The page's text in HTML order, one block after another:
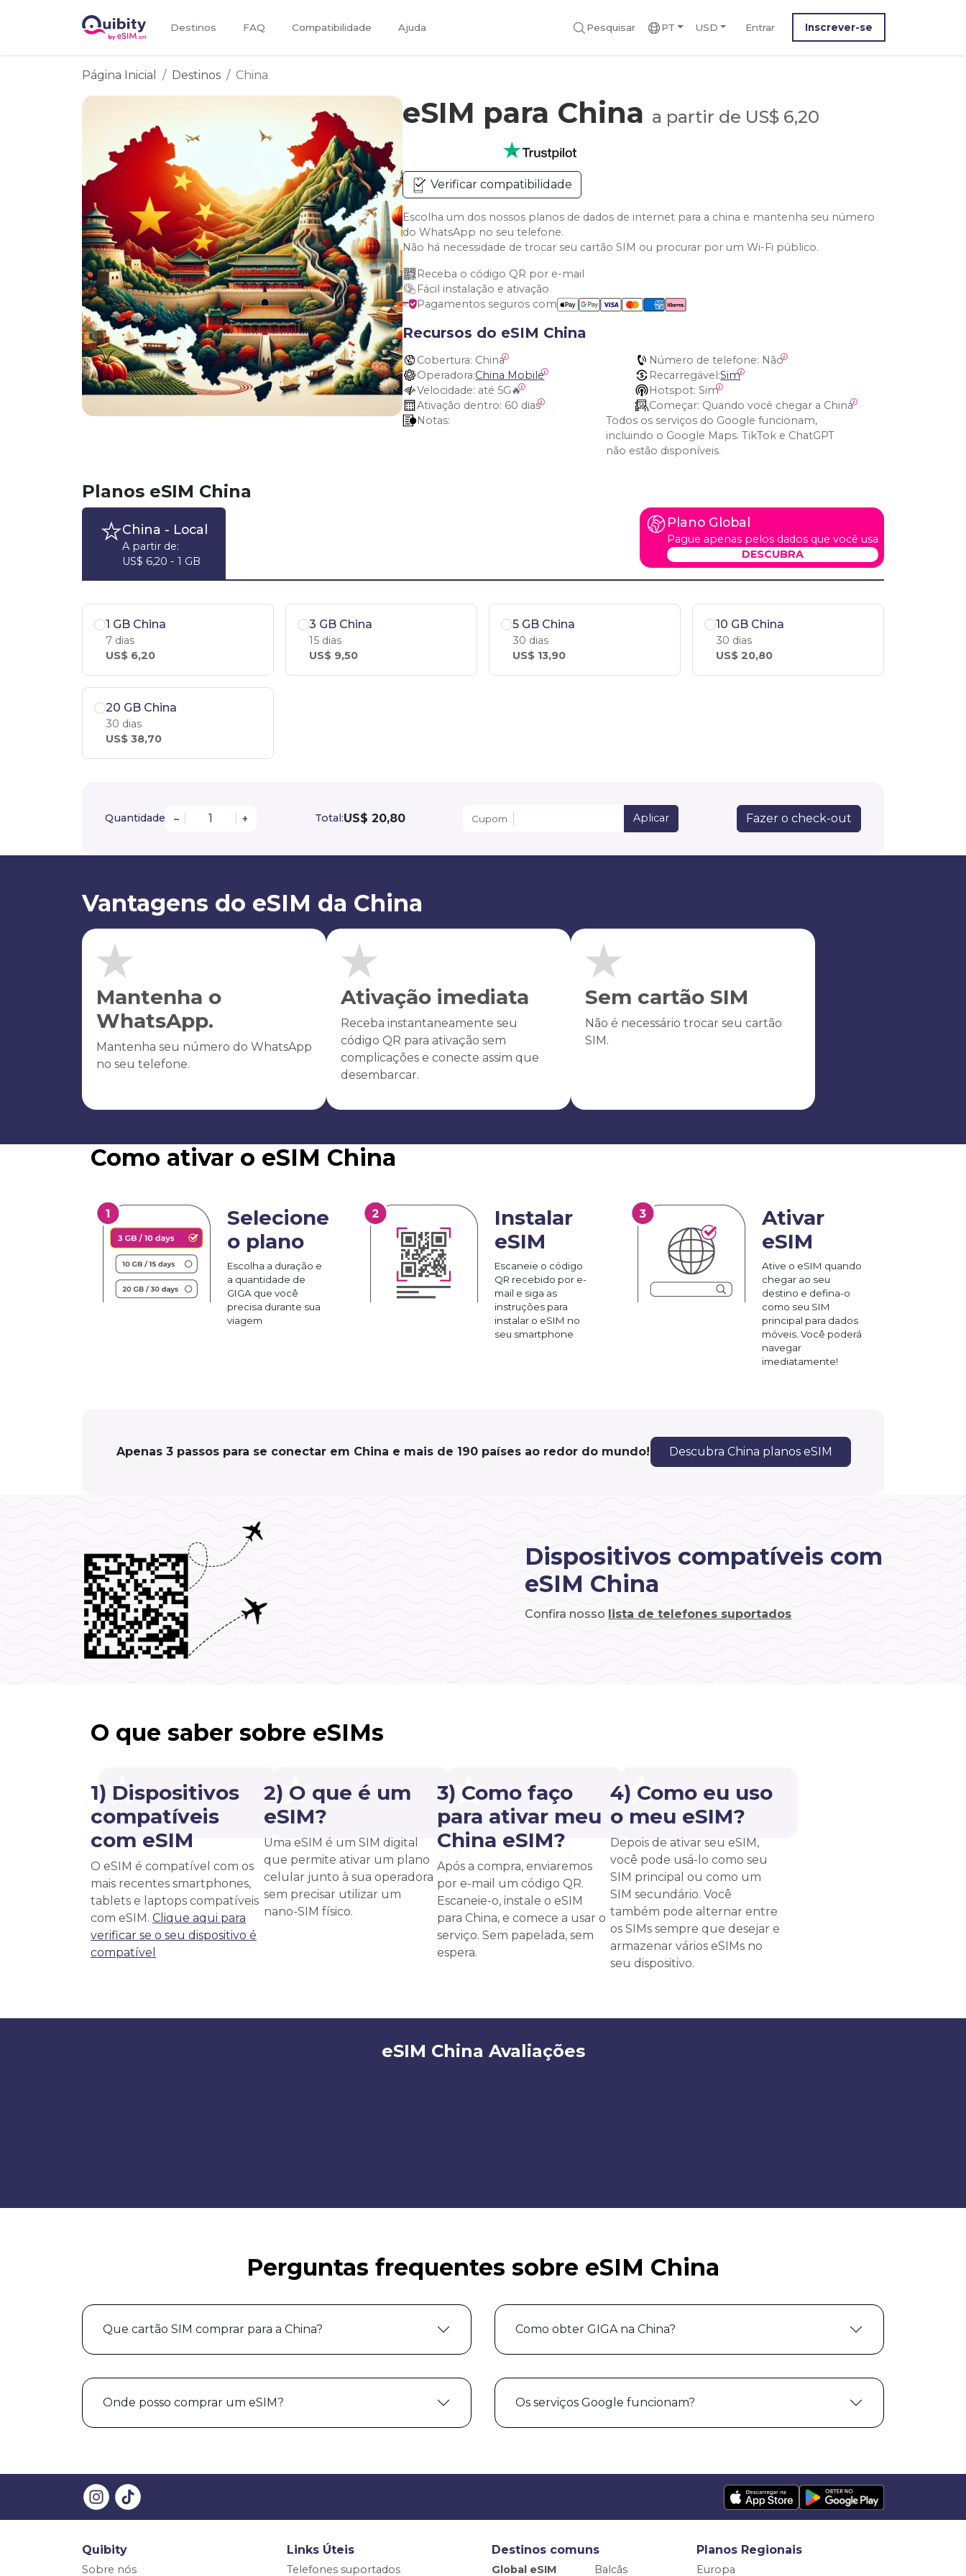
Destinos FAQ Compatibilidade Ajuda Pesquisar PT USD Entrar Inscrever-se
Página Inicial Destinos China
eSIM para China a partir de US$ 6,20
Verificar compatibilidade
Escolha um dos nossos planos de dados de internet para a china e mantenha seu número
do WhatsApp no seu telefone.
Não há necessidade de trocar seu cartão SIM ou procurar por um Wi-Fi público.
Receba o código QR por e-mail
Fácil instalação e ativação
Pagamentos seguros com
Recursos do eSIM China
Cobertura: China Número de telefone: Não
Operadora:China Mobile Recarregável:Sim
Velocidade: até 5G🔥 Hotspot: Sim
Ativação dentro: 60 dias Começar: Quando você chegar a China
Notas:
Todos os serviços do Google funcionam,
incluindo o Google Maps. TikTok e ChatGPT
não estão disponíveis.
Planos eSIM China
China - Local
A partir de:
US$ 6,20 - 1 GB
Plano Global
Pague apenas pelos dados que você usa
DESCUBRA
1 GB China
7 dias
US$ 6,20
3 GB China
15 dias
US$ 9,50
5 GB China
30 dias
US$ 13,90
10 GB China
30 dias
US$ 20,80
20 GB China
30 dias
US$ 38,70
Quantidade – + Total:US$ 20,80 Cupom Aplicar Fazer o check-out
Vantagens do eSIM da China
Mantenha o
WhatsApp.
Mantenha seu número do WhatsApp
no seu telefone.
Ativação imediata
Receba instantaneamente seu
código QR para ativação sem
complicações e conecte assim que
desembarcar.
Sem cartão SIM
Não é necessário trocar seu cartão
SIM.
Como ativar o eSIM China
Selecione
o plano
Escolha a duração e
a quantidade de
GIGA que você
precisa durante sua
viagem
Instalar
eSIM
Escaneie o código
QR recebido por e-
mail e siga as
instruções para
instalar o eSIM no
seu smartphone
Ativar
eSIM
Ative o eSIM quando
chegar ao seu
destino e defina-o
como seu SIM
principal para dados
móveis. Você poderá
navegar
imediatamente!
Apenas 3 passos para se conectar em China e mais de 190 países ao redor do mundo! Descubra China planos eSIM
Dispositivos compatíveis com
eSIM China
Confira nosso lista de telefones suportados
O que saber sobre eSIMs
1) Dispositivos
compatíveis
com eSIM
O eSIM é compatível com os
mais recentes smartphones,
tablets e laptops compatíveis
com eSIM. Clique aqui para
verificar se o seu dispositivo é
compatível
2) O que é um
eSIM?
Uma eSIM é um SIM digital
que permite ativar um plano
celular junto à sua operadora
sem precisar utilizar um
nano-SIM físico.
3) Como faço
para ativar meu
China eSIM?
Após a compra, enviaremos
por e-mail um código QR.
Escaneie-o, instale o eSIM
para China, e comece a usar o
serviço. Sem papelada, sem
espera.
4) Como eu uso
o meu eSIM?
Depois de ativar seu eSIM,
você pode usá-lo como seu
SIM principal ou como um
SIM secundário. Você
também pode alternar entre
os SIMs sempre que desejar e
armazenar vários eSIMs no
seu dispositivo.
eSIM China Avaliações
Perguntas frequentes sobre eSIM China
Que cartão SIM comprar para a China? Como obter GIGA na China?
Onde posso comprar um eSIM? Os serviços Google funcionam?
Quibity
Sobre nós
Links Úteis
Telefones suportados
Destinos comuns
Global eSIM Balcãs
Planos Regionais
Europa